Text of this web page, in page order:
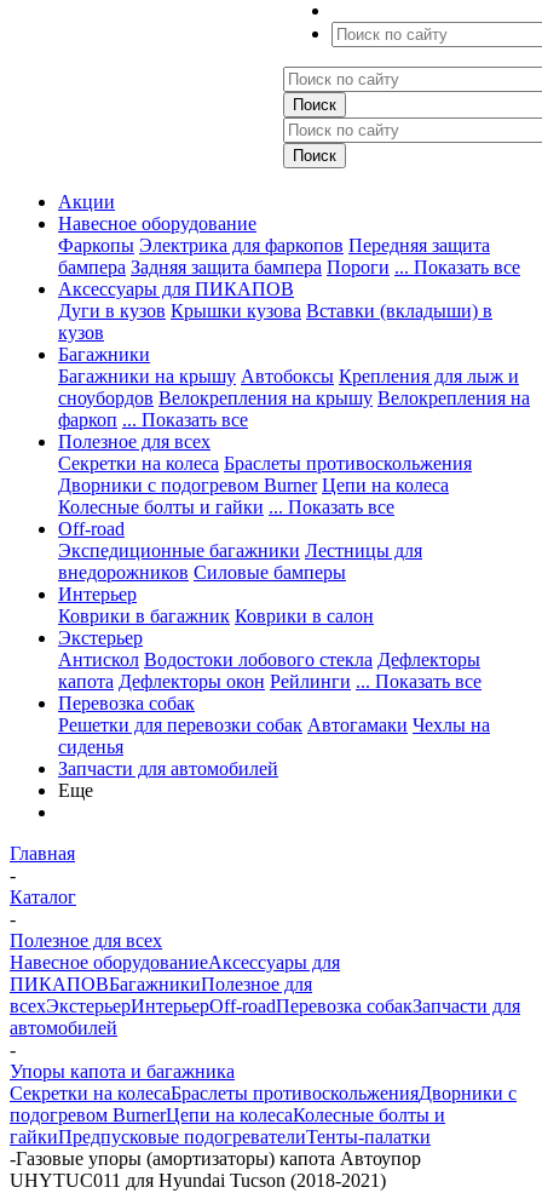
Акции
Навесное оборудование
Фаркопы Электрика для фаркопов Передняя защита
бампера Задняя защита бампера Пороги ... Показать все
Аксессуары для ПИКАПОВ
Дуги в кузов Крышки кузова Вставки (вкладыши) в
кузов
Багажники
Багажники на крышу Автобоксы Крепления для лыж и
сноубордов Велокрепления на крышу Велокрепления на
фаркоп ... Показать все
Полезное для всех
Секретки на колеса Браслеты противоскольжения
Дворники с подогревом Burner Цепи на колеса
Колесные болты и гайки ... Показать все
Off-road
Экспедиционные багажники Лестницы для
внедорожников Силовые бамперы
Интерьер
Коврики в багажник Коврики в салон
Экстерьер
Антискол Водостоки лобового стекла Дефлекторы
капота Дефлекторы окон Рейлинги ... Показать все
Перевозка собак
Решетки для перевозки собак Автогамаки Чехлы на
сиденья
Запчасти для автомобилей
Еще
Главная
-
Каталог
-
Полезное для всех
Навесное оборудованиеАксессуары для
ПИКАПОВБагажникиПолезное для
всехЭкстерьерИнтерьерOff-roadПеревозка собакЗапчасти для
автомобилей
-
Упоры капота и багажника
Секретки на колесаБраслеты противоскольженияДворники с
подогревом BurnerЦепи на колесаКолесные болты и
гайкиПредпусковые подогревателиТенты-палатки
-Газовые упоры (амортизаторы) капота Автоупор
UHYTUC011 для Hyundai Tucson (2018-2021)